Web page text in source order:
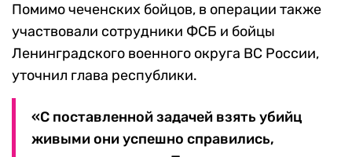
Помимо чеченских бойцов, в операции также
участвовали сотрудники ФСБ и бойцы
Ленинградского военного округа ВС России,
уточнил глава республики.
«С поставленной задачей взять убийц
живыми они успешно справились,